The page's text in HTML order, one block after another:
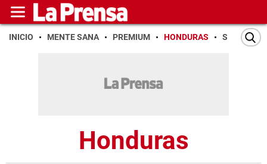
INICIO MENTE SANA PREMIUM HONDURAS SAN PEDRO
Honduras